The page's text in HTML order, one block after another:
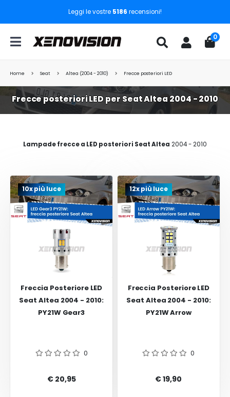
Leggi le vostre 5186 recensioni!
0
Home Seat Altea (2004 - 2010) Frecce posteriori LED
Frecce posteriori LED per Seat Altea 2004 - 2010
Lampade frecce a LED posteriori Seat Altea 2004 - 2010
10x più luce
Freccia Posteriore LED
Seat Altea 2004 - 2010:
PY21W Gear3
0
€ 20,95
12x più luce
Freccia Posteriore LED
Seat Altea 2004 - 2010:
PY21W Arrow
0
€ 19,90